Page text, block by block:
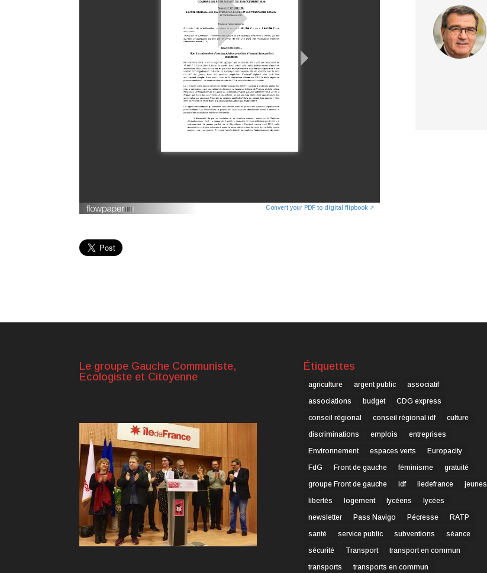
Convert your PDF to digital flipbook ↗
Le groupe Gauche Communiste,
Ecologiste et Citoyenne
Étiquettes
agriculture argent public
associatif
associations
budget
CDG express
conseil régional
conseil régional idf
culture
discriminations
emplois
entreprises
Environnement
espaces verts
Europacity
FdG
Front de gauche féminisme
gratuité
groupe Front de gauche
idf iledefrance
jeunes
libertés
logement lycéens
lycées
newsletter
Pass Navigo Pécresse
RATP
santé
service public subventions
séance
sécurité
Transport
transport en commun
transports
transports en commun